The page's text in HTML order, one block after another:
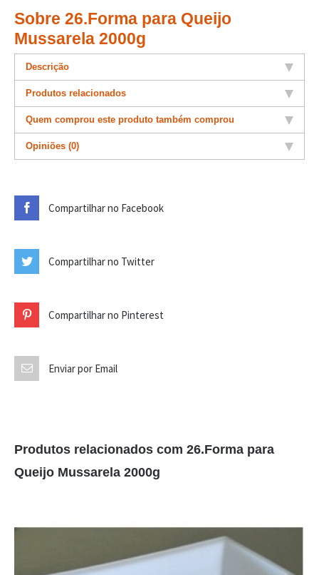
Sobre 26.Forma para Queijo
Mussarela 2000g
Descrição
Produtos relacionados
Quem comprou este produto também comprou
Opiniões (0)
Compartilhar no Facebook
Compartilhar no Twitter
Compartilhar no Pinterest
Enviar por Email
Produtos relacionados com 26.Forma para
Queijo Mussarela 2000g